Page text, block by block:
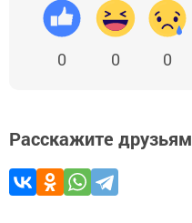
0 0 0
Расскажите друзьям